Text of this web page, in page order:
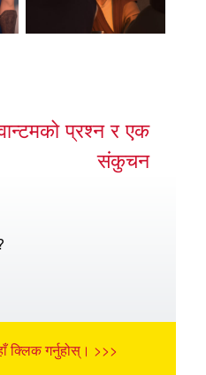
प्रश्न र एक
संकुचन
क्लिक गर्नुहोस्। >>>